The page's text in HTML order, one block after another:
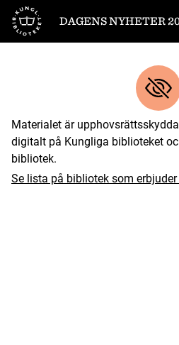
Till startsidan
DAGENS NYHETER
Materialet är
digitalt på Kungliga biblioteket
bibliotek.
Se lista på bibliotek som